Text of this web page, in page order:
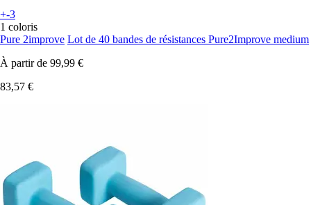
+-3
1 coloris
Pure 2improve Lot de 40 bandes de résistances Pure2Improve medium
À partir de 99,99 €
83,57 €